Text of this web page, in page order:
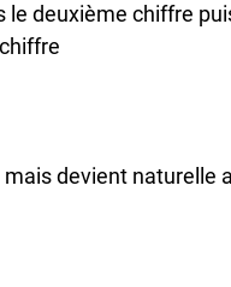
le deuxième chiffre
devient naturelle